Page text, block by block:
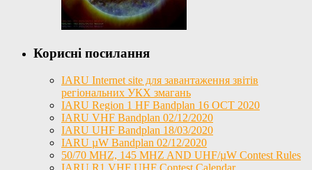
Корисні посилання
IARU Internet site для завантаження звітів
регіональних УКХ змагань
IARU Region 1 HF Bandplan 16 OCT 2020
IARU VHF Bandplan 02/12/2020
IARU UHF Bandplan 18/03/2020
IARU µW Bandplan 02/12/2020
50/70 MHZ, 145 MHZ AND UHF/µW Contest Rules
IARU R1 VHF UHF Contest Calendar